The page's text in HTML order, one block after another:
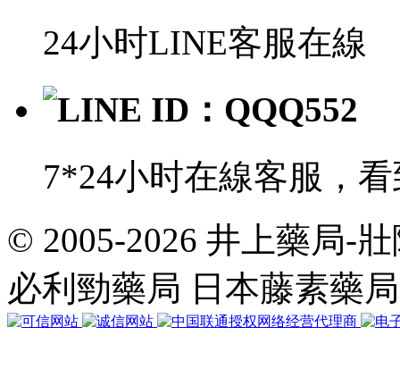
24小时LINE客服在線
LINE ID：QQQ552
7*24小时在線客服，
共
行
32
個
查
© 2005-2026 井上藥局-
必利勁藥局 日本藤素藥